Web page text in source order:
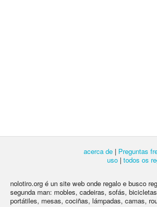
acerca de | Preguntas
uso | todos os
nolotiro.org é un site web onde regalo e busco
segunda man: mobles, cadeiras, sofás,
portátiles, mesas, cociñas, lámpadas, camas,